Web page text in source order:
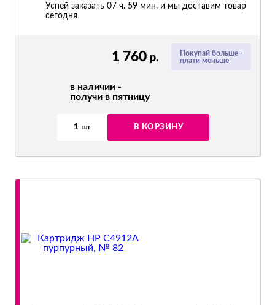
Покупай больше -
плати меньше
1 760 р.
в наличии -
получи в пятницу
1 шт В КОРЗИНУ
Успей заказать 07 ч. 59 мин. и мы доставим товар
сегодня